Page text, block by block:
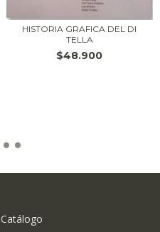
HISTORIA GRAFICA DEL DI
TELLA
$48.900
Catálogo